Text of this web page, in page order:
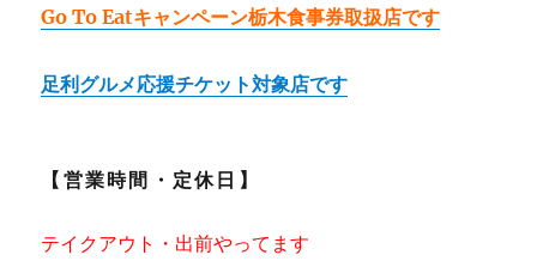
Go To Eatキャンペーン栃木食事券取扱店です
足利グルメ応援チケット対象店です
【営業時間・定休日】
テイクアウト・出前やってます